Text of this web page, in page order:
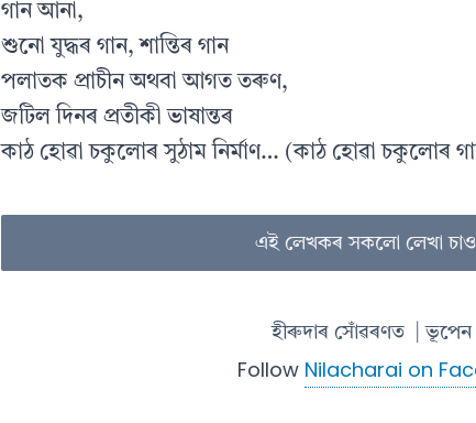
গান আনা,
শুনো যুদ্ধৰ গান, শান্তিৰ গান
পলাতক প্ৰাচীন অথবা আগত তৰুণ,
জটিল দিনৰ প্ৰতীকী ভাষান্তৰ
কাঠ হোৱা চকুলোৰ সুঠাম নিৰ্মাণ… (কাঠ হোৱা চকুলোৰ
এই লেখকৰ সকলো লেখা
হীৰুদাৰ সোঁৱৰণত | ভূপেন
Follow Nilacharai on